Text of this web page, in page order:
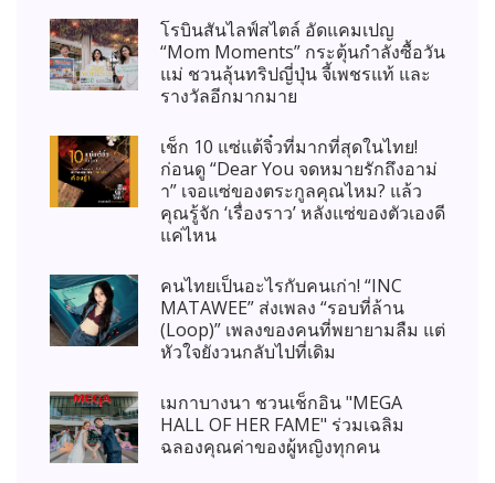
โรบินสันไลฟ์สไตล์ อัดแคมเปญ
“Mom Moments” กระตุ้นกำลังซื้อวัน
แม่ ชวนลุ้นทริปญี่ปุ่น จี้เพชรแท้ และ
รางวัลอีกมากมาย
เช็ก 10 แซ่แต้จิ๋วที่มากที่สุดในไทย!
ก่อนดู “Dear You จดหมายรักถึงอาม่
า” เจอแซ่ของตระกูลคุณไหม? แล้ว
คุณรู้จัก ‘เรื่องราว’ หลังแซ่ของตัวเองดี
แค่ไหน
คนไทยเป็นอะไรกับคนเก่า! “INC
MATAWEE” ส่งเพลง “รอบที่ล้าน
(Loop)” เพลงของคนที่พยายามลืม แต่
หัวใจยังวนกลับไปที่เดิม
เมกาบางนา ชวนเช็กอิน "MEGA
HALL OF HER FAME" ร่วมเฉลิม
ฉลองคุณค่าของผู้หญิงทุกคน